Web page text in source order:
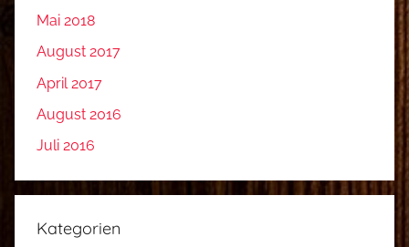
Mai 2018
August 2017
April 2017
August 2016
Juli 2016
Kategorien